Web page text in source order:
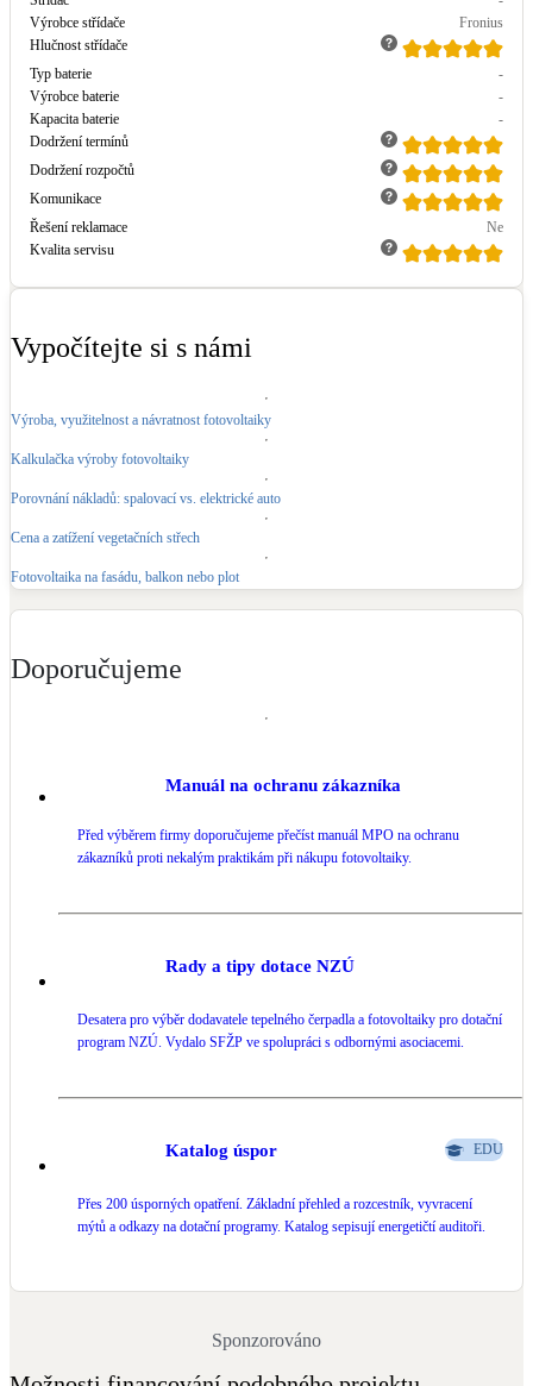
Výrobce střídače
Fronius
Hlučnost střídače
Typ baterie
-
Výrobce baterie
-
Kapacita baterie
-
Dodržení termínů
Dodržení rozpočtů
Komunikace
Řešení reklamace
Ne
Kvalita servisu
Vypočítejte si s námi
Výroba, využitelnost a návratnost fotovoltaiky
Kalkulačka výroby fotovoltaiky
Porovnání nákladů: spalovací vs. elektrické auto
Cena a zatížení vegetačních střech
Fotovoltaika na fasádu, balkon nebo plot
Doporučujeme
Manuál na ochranu zákazníka
Před výběrem firmy doporučujeme přečíst manuál MPO na ochranu
zákazníků proti nekalým praktikám při nákupu fotovoltaiky.
Rady a tipy dotace NZÚ
Desatera pro výběr dodavatele tepelného čerpadla a fotovoltaiky pro dotační
program NZÚ. Vydalo SFŽP ve spolupráci s odbornými asociacemi.
Katalog úspor EDU
Přes 200 úsporných opatření. Základní přehled a rozcestník, vyvracení
mýtů a odkazy na dotační programy. Katalog sepisují energetičtí auditoři.
Sponzorováno